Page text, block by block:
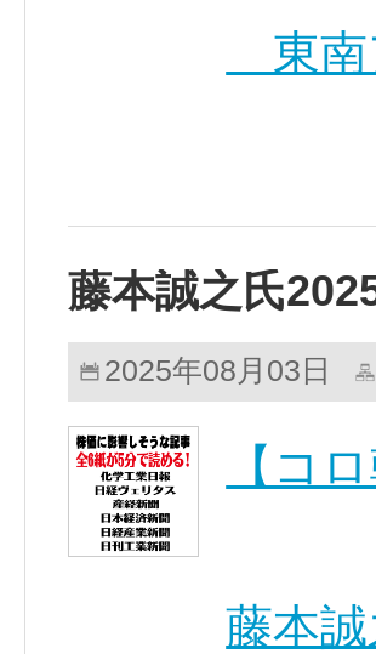
東
藤本誠之氏
2025年08月03日
【コ
藤本